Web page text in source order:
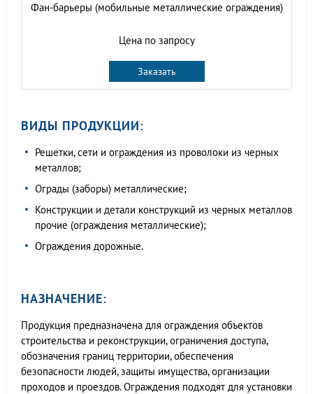
Фан-барьеры (мобильные металлические ограждения)
Цена по запросу
Заказать
ВИДЫ ПРОДУКЦИИ:
Решетки, сети и ограждения из проволоки из черных
металлов;
Ограды (заборы) металлические;
Конструкции и детали конструкций из черных металлов
прочие (ограждения металлические);
Ограждения дорожные.
НАЗНАЧЕНИЕ:
Продукция предназначена для ограждения объектов
строительства и реконструкции, ограничения доступа,
обозначения границ территории, обеспечения
безопасности людей, защиты имущества, организации
проходов и проездов. Ограждения подходят для установки